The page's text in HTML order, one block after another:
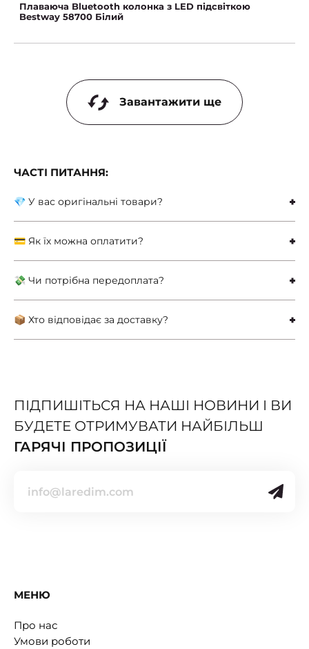
Плаваюча Bluetooth колонка з LED підсвіткою
Bestway 58700 Білий
Завантажити ще
ЧАСТІ ПИТАННЯ:
💎 У вас оригінальні товари?
💳 Як їх можна оплатити?
💸 Чи потрібна передоплата?
📦 Хто відповідає за доставку?
ПІДПИШІТЬСЯ НА НАШІ НОВИНИ І ВИ
БУДЕТЕ ОТРИМУВАТИ НАЙБІЛЬШ
ГАРЯЧІ ПРОПОЗИЦІЇ
МЕНЮ
Про нас
Умови роботи